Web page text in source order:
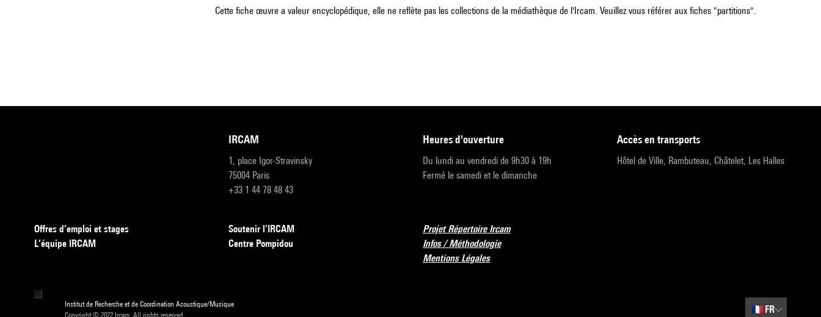
Cette fiche œuvre a valeur encyclopédique, elle ne reflète pas les collections de la médiathèque de l'Ircam. Veuillez vous référer aux fiches "partitions".
IRCAM
1, place Igor-Stravinsky
75004 Paris
+33 1 44 78 48 43
heures d'ouverture
Du lundi au vendredi de 9h30 à 19h
Fermé le samedi et le dimanche
accès en transports
Hôtel de Ville, Rambuteau, Châtelet, Les Halles
Offres d’emploi et stages
L’équipe IRCAM
Soutenir l’IRCAM
Centre Pompidou
Projet Répertoire Ircam
Infos / Méthodologie
Mentions Légales
Institut de Recherche et de Coordination Acoustique/Musique
Copyright © 2022 Ircam. All rights reserved.
🇫🇷 FR